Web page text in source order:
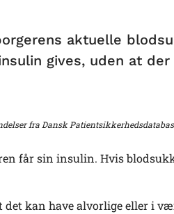
aktuelle
gives, uden at
fra Dansk
får sin insulin. Hvis
kan have alvorlige eller i